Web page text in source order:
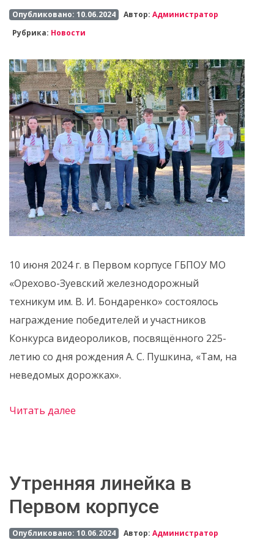
Опубликовано: 10.06.2024 Автор:Администратор
Рубрика: Новости
10 июня 2024 г. в Первом корпусе ГБПОУ МО
«Орехово-Зуевский железнодорожный
техникум им. В. И. Бондаренко» состоялось
награждение победителей и участников
Конкурса видеороликов, посвящённого 225-
летию со дня рождения А. С. Пушкина, «Там, на
неведомых дорожках».
Читать далее
Утренняя линейка в
Первом корпусе
Опубликовано: 10.06.2024 Автор:Администратор